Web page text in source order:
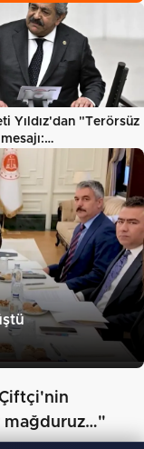
Yıldız'dan "Terörsüz
mağduruz…"